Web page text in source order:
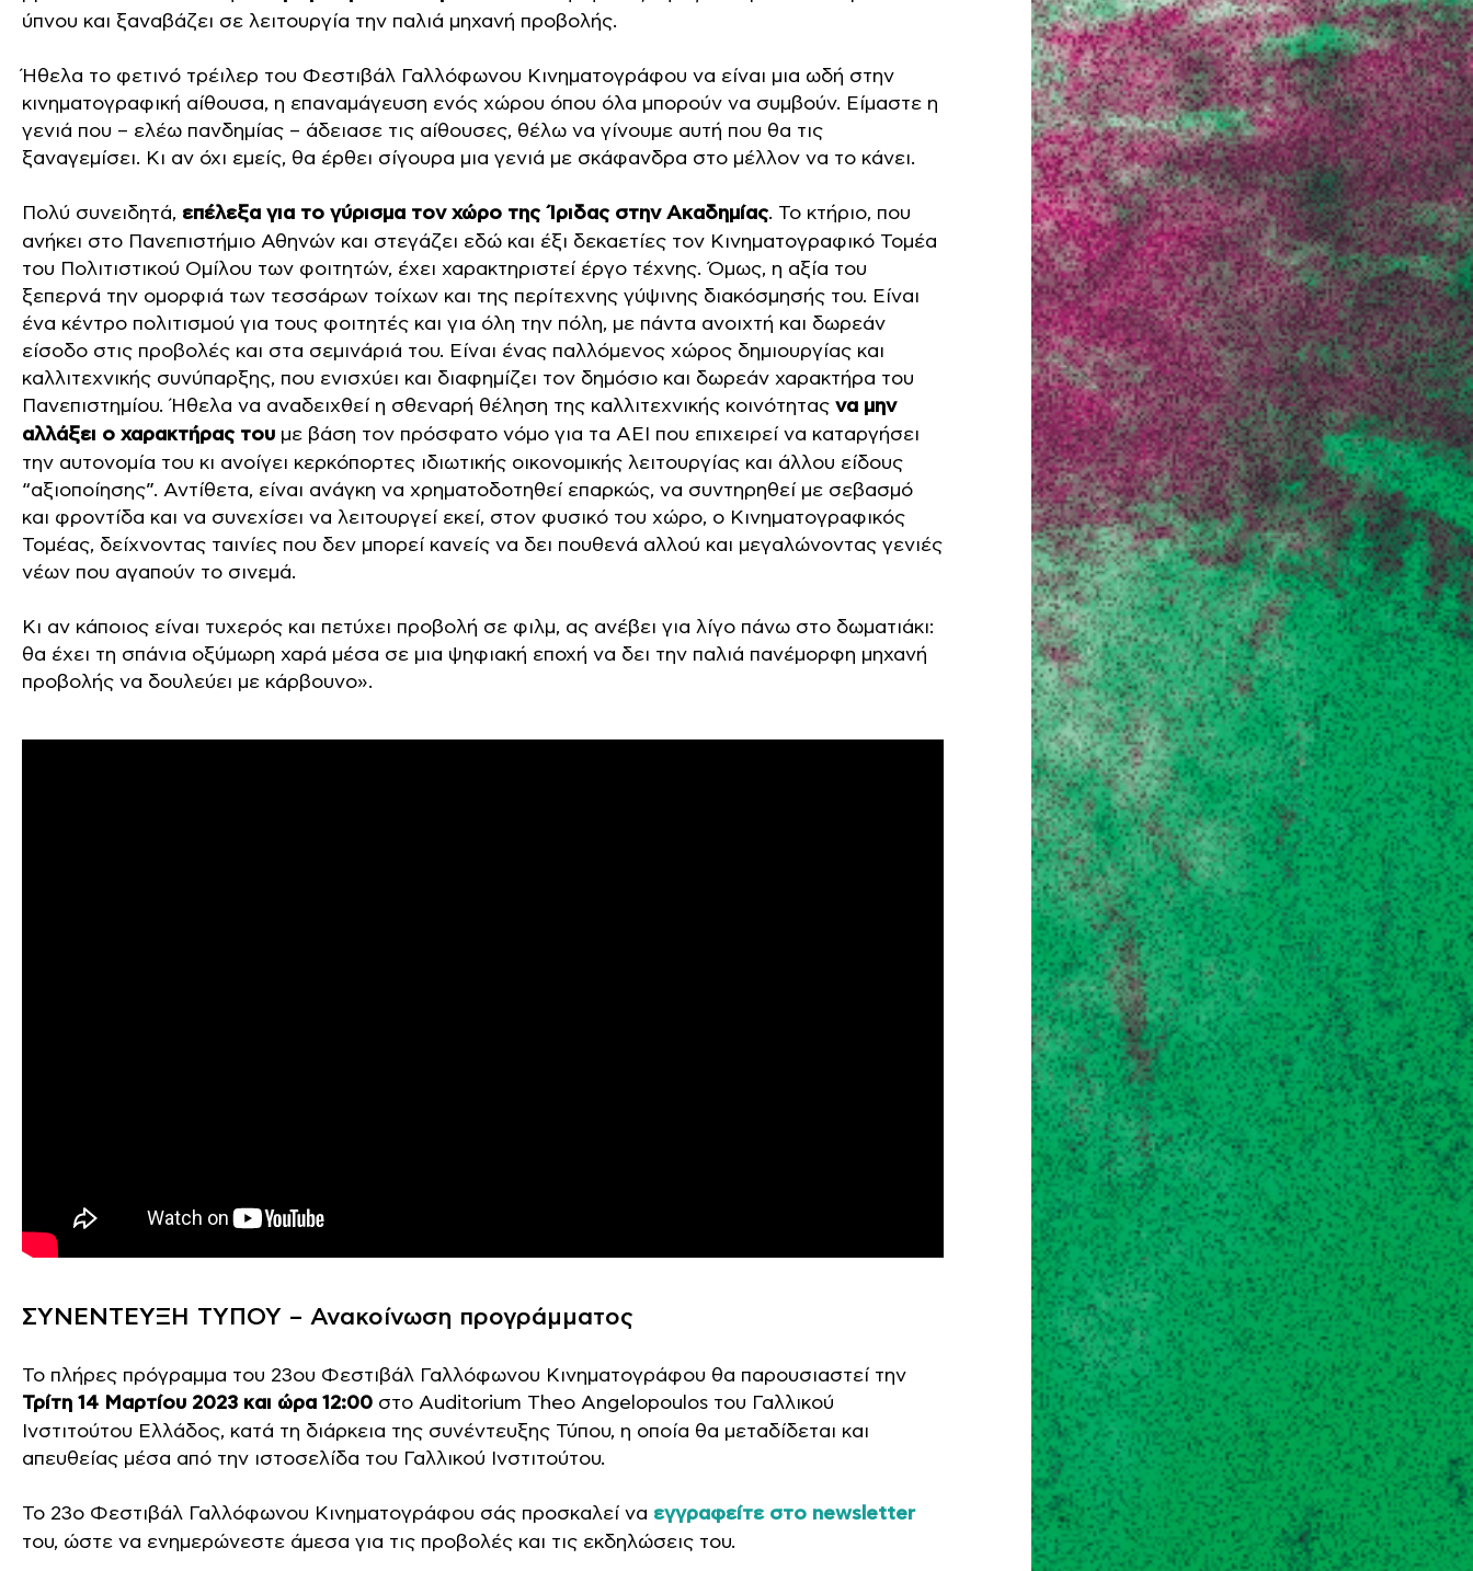
ύπνου και ξαναβάζει σε λειτουργία την παλιά μηχανή προβολής.
Ήθελα το φετινό τρέιλερ του Φεστιβάλ Γαλλόφωνου Κινηματογράφου να είναι μια ωδή στην
κινηματογραφική αίθουσα, η επαναμάγευση ενός χώρου όπου όλα μπορούν να συμβούν. Είμαστε η
γενιά που – ελέω πανδημίας – άδειασε τις αίθουσες, θέλω να γίνουμε αυτή που θα τις
ξαναγεμίσει. Κι αν όχι εμείς, θα έρθει σίγουρα μια γενιά με σκάφανδρα στο μέλλον να το κάνει.
Πολύ συνειδητά, επέλεξα για το γύρισμα τον χώρο της Ίριδας στην Ακαδημίας. Το κτήριο, που
ανήκει στο Πανεπιστήμιο Αθηνών και στεγάζει εδώ και έξι δεκαετίες τον Κινηματογραφικό Τομέα
του Πολιτιστικού Ομίλου των φοιτητών, έχει χαρακτηριστεί έργο τέχνης. Όμως, η αξία του
ξεπερνά την ομορφιά των τεσσάρων τοίχων και της περίτεχνης γύψινης διακόσμησής του. Είναι
ένα κέντρο πολιτισμού για τους φοιτητές και για όλη την πόλη, με πάντα ανοιχτή και δωρεάν
είσοδο στις προβολές και στα σεμινάριά του. Είναι ένας παλλόμενος χώρος δημιουργίας και
καλλιτεχνικής συνύπαρξης, που ενισχύει και διαφημίζει τον δημόσιο και δωρεάν χαρακτήρα του
Πανεπιστημίου. Ήθελα να αναδειχθεί η σθεναρή θέληση της καλλιτεχνικής κοινότητας να μην
αλλάξει ο χαρακτήρας του με βάση τον πρόσφατο νόμο για τα ΑΕΙ που επιχειρεί να καταργήσει
την αυτονομία του κι ανοίγει κερκόπορτες ιδιωτικής οικονομικής λειτουργίας και άλλου είδους
“αξιοποίησης”. Αντίθετα, είναι ανάγκη να χρηματοδοτηθεί επαρκώς, να συντηρηθεί με σεβασμό
και φροντίδα και να συνεχίσει να λειτουργεί εκεί, στον φυσικό του χώρο, ο Κινηματογραφικός
Τομέας, δείχνοντας ταινίες που δεν μπορεί κανείς να δει πουθενά αλλού και μεγαλώνοντας γενιές
νέων που αγαπούν το σινεμά.
Κι αν κάποιος είναι τυχερός και πετύχει προβολή σε φιλμ, ας ανέβει για λίγο πάνω στο δωματιάκι:
θα έχει τη σπάνια οξύμωρη χαρά μέσα σε μια ψηφιακή εποχή να δει την παλιά πανέμορφη μηχανή
προβολής να δουλεύει με κάρβουνο».
ΣΥΝΕΝΤΕΥΞΗ ΤΥΠΟΥ – Ανακοίνωση προγράμματος
Το πλήρες πρόγραμμα του 23ου Φεστιβάλ Γαλλόφωνου Κινηματογράφου θα παρουσιαστεί την
Τρίτη 14 Μαρτίου 2023 και ώρα 12:00 στο Auditorium Theo Angelopoulos του Γαλλικού
Ινστιτούτου Ελλάδος, κατά τη διάρκεια της συνέντευξης Τύπου, η οποία θα μεταδίδεται και
απευθείας μέσα από την ιστοσελίδα του Γαλλικού Ινστιτούτου.
Το 23ο Φεστιβάλ Γαλλόφωνου Κινηματογράφου σάς προσκαλεί να εγγραφείτε στο newsletter
του, ώστε να ενημερώνεστε άμεσα για τις προβολές και τις εκδηλώσεις του.